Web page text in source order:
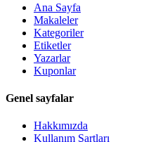
Ana Sayfa
Makaleler
Kategoriler
Etiketler
Yazarlar
Kuponlar
Genel sayfalar
Hakkımızda
Kullanım Şartları